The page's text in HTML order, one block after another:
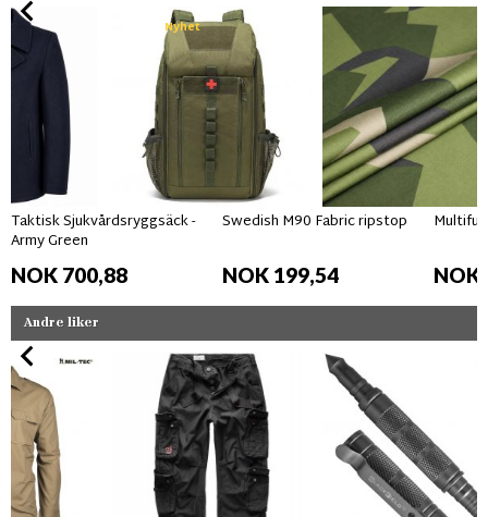
Nyhet
Taktisk Sjukvårdsryggsäck -
Army Green
NOK 700,88
Swedish M90 Fabric ripstop
NOK 199,54 NOK
Andre liker